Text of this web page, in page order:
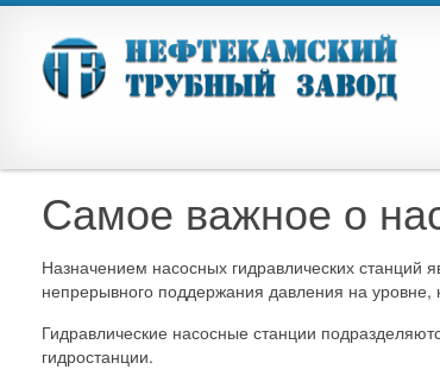
Самое важное о
Назначением насосных гидравлических
непрерывного поддержания давления на
Гидравлические насосные станции
гидростанции.